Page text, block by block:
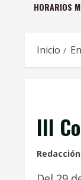
HORARIOS
Inicio
III
Redacción